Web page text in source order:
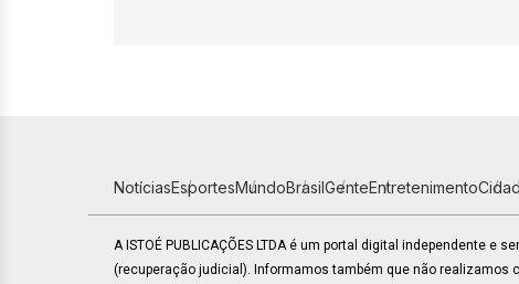
NotíciasEsportesMundoBrasilGenteEntretenimento
A ISTOÉ PUBLICAÇÕES LTDA é um portal digital independente e
(recuperação judicial). Informamos também que não